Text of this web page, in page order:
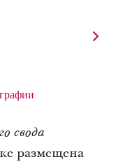
свода
размещена